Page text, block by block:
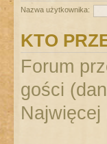
Nazwa użytkownika:
KTO
Forum
gości